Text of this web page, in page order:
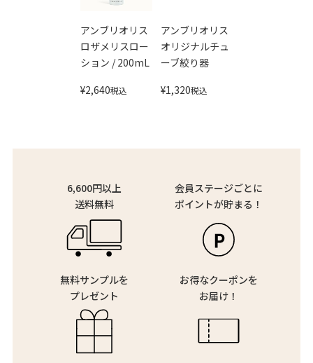
アンブリオリス
ロザメリスロー
ション / 200mL
¥2,640税込
アンブリオリス
オリジナルチュ
ーブ絞り器
¥1,320税込
6,600円以上
送料無料
会員ステージごとに
ポイントが貯まる！
無料サンプルを
プレゼント
お得なクーポンを
お届け！